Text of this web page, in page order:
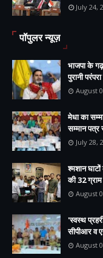
July 24,
पॉपुलर न्यूज़
भाजपा के
पुरानी
August
मेधा का
सम्मान पत्र
July 28,
श्मशान
की 32 ग्राम
August
'स्वस्थ
सीपीआर व
August